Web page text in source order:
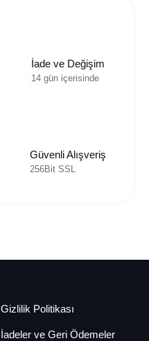
İade ve Değişim
14 gün içerisinde
Güvenli Alışveriş
256Bit SSL
Gizlilik Politikası
İadeler ve Geri Ödemeler